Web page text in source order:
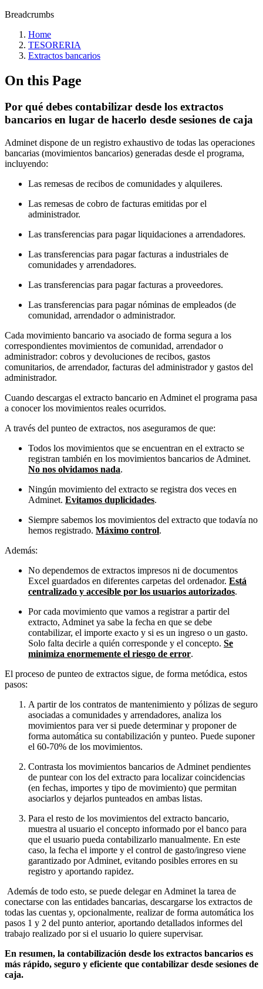
Breadcrumbs
Home
TESORERIA
Extractos bancarios
On this Page
Por qué debes contabilizar desde los extractos
bancarios en lugar de hacerlo desde sesiones de caja
Adminet dispone de un registro exhaustivo de todas las operaciones
bancarias (movimientos bancarios) generadas desde el programa,
incluyendo:
Las remesas de recibos de comunidades y alquileres.
Las remesas de cobro de facturas emitidas por el
administrador.
Las transferencias para pagar liquidaciones a arrendadores.
Las transferencias para pagar facturas a industriales de
comunidades y arrendadores.
Las transferencias para pagar facturas a proveedores.
Las transferencias para pagar nóminas de empleados (de
comunidad, arrendador o administrador.
Cada movimiento bancario va asociado de forma segura a los
correspondientes movimientos de comunidad, arrendador o
administrador: cobros y devoluciones de recibos, gastos
comunitarios, de arrendador, facturas del administrador y gastos del
administrador.
Cuando descargas el extracto bancario en Adminet el programa pasa
a conocer los movimientos reales ocurridos.
A través del punteo de extractos, nos aseguramos de que:
Todos los movimientos que se encuentran en el extracto se
registran también en los movimientos bancarios de Adminet.
No nos olvidamos nada.
Ningún movimiento del extracto se registra dos veces en
Adminet. Evitamos duplicidades.
Siempre sabemos los movimientos del extracto que todavía no
hemos registrado. Máximo control.
Además:
No dependemos de extractos impresos ni de documentos
Excel guardados en diferentes carpetas del ordenador. Está
centralizado y accesible por los usuarios autorizados.
Por cada movimiento que vamos a registrar a partir del
extracto, Adminet ya sabe la fecha en que se debe
contabilizar, el importe exacto y si es un ingreso o un gasto.
Solo falta decirle a quién corresponde y el concepto. Se
minimiza enormemente el riesgo de error.
El proceso de punteo de extractos sigue, de forma metódica, estos
pasos:
A partir de los contratos de mantenimiento y pólizas de seguro
asociadas a comunidades y arrendadores, analiza los
movimientos para ver si puede determinar y proponer de
forma automática su contabilización y punteo. Puede suponer
el 60-70% de los movimientos.
Contrasta los movimientos bancarios de Adminet pendientes
de puntear con los del extracto para localizar coincidencias
(en fechas, importes y tipo de movimiento) que permitan
asociarlos y dejarlos punteados en ambas listas.
Para el resto de los movimientos del extracto bancario,
muestra al usuario el concepto informado por el banco para
que el usuario pueda contabilizarlo manualmente. En este
caso, la fecha el importe y el control de gasto/ingreso viene
garantizado por Adminet, evitando posibles errores en su
registro y aportando rapidez.
Además de todo esto, se puede delegar en Adminet la tarea de
conectarse con las entidades bancarias, descargarse los extractos de
todas las cuentas y, opcionalmente, realizar de forma automática los
pasos 1 y 2 del punto anterior, aportando detallados informes del
trabajo realizado por si el usuario lo quiere supervisar.
En resumen, la contabilización desde los extractos bancarios es
más rápido, seguro y eficiente que contabilizar desde sesiones de
caja.